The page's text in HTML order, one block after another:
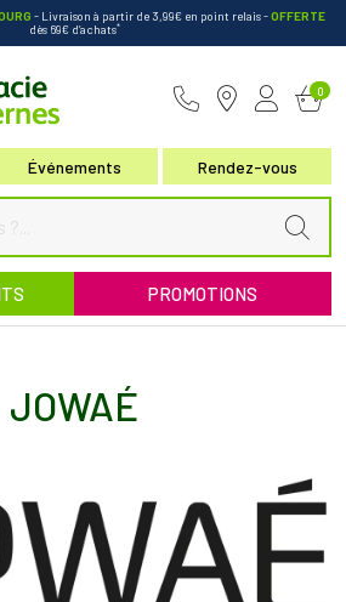
- Livraison à partir de 3,99€ en point relais-OFFERTE
dès 69€ d’achats*
Événements Rendez-vous
0
PROMOTIONS
JOWAÉ